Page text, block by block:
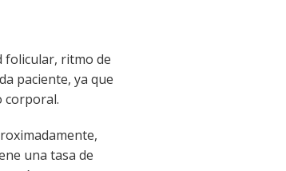
folicular, ritmo de
paciente, ya que
corporal.
una tasa de